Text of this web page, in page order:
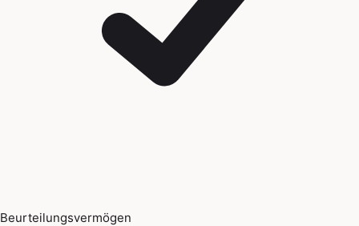
Beurteilungsvermögen